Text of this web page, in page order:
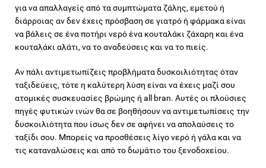
για να απαλλαγείς από τα συμπτώματα ζάλης, εμετού ή
διάρροιας αν δεν έχεις πρόσβαση σε γιατρό ή φάρμακα είναι
να βάλεις σε ένα ποτήρι νερό ένα κουταλάκι ζάχαρη και ένα
κουταλάκι αλάτι, να το αναδεύσεις και να το πιείς.
Αν πάλι αντιμετωπίζεις προβλήματα δυσκοιλιότητας όταν
ταξιδεύεις, τότε η καλύτερη λύση είναι να έχεις μαζί σου
ατομικές συσκευασίες βρώμης ή all bran. Αυτές οι πλούσιες
πηγές φυτικών ινών θα σε βοηθήσουν να αντιμετωπίσεις την
δυσκοιλιότητα που ίσως δεν σε αφήνει να απολαύσεις το
ταξίδι σου. Μπορείς να προσθέσεις λίγο νερό ή γάλα και να
τις καταναλώσεις και από το δωμάτιο του ξενοδοχείου.